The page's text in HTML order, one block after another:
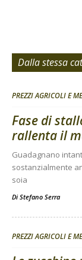
Dalla stessa
PREZZI AGRICOLI E
Fase di
rallenta il
Guadagnano
sostanzialmente
soia
Di Stefano Serra
PREZZI AGRICOLI E